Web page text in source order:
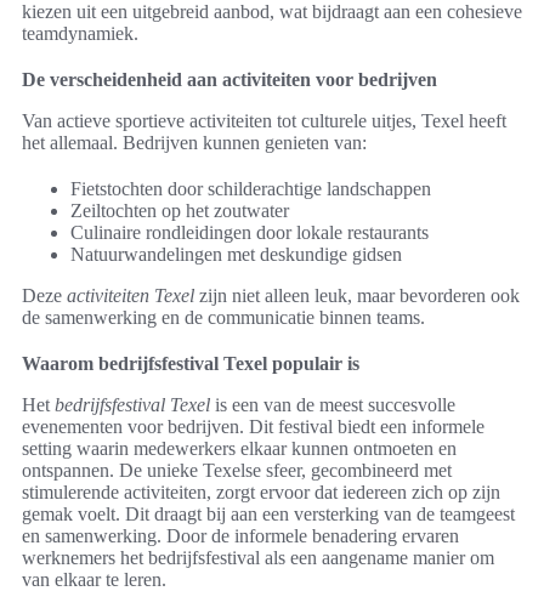
kiezen uit een uitgebreid aanbod, wat bijdraagt aan een cohesieve
teamdynamiek.
De verscheidenheid aan activiteiten voor bedrijven
Van actieve sportieve activiteiten tot culturele uitjes, Texel heeft
het allemaal. Bedrijven kunnen genieten van:
Fietstochten door schilderachtige landschappen
Zeiltochten op het zoutwater
Culinaire rondleidingen door lokale restaurants
Natuurwandelingen met deskundige gidsen
Deze activiteiten Texel zijn niet alleen leuk, maar bevorderen ook
de samenwerking en de communicatie binnen teams.
Waarom bedrijfsfestival Texel populair is
Het bedrijfsfestival Texel is een van de meest succesvolle
evenementen voor bedrijven. Dit festival biedt een informele
setting waarin medewerkers elkaar kunnen ontmoeten en
ontspannen. De unieke Texelse sfeer, gecombineerd met
stimulerende activiteiten, zorgt ervoor dat iedereen zich op zijn
gemak voelt. Dit draagt bij aan een versterking van de teamgeest
en samenwerking. Door de informele benadering ervaren
werknemers het bedrijfsfestival als een aangename manier om
van elkaar te leren.